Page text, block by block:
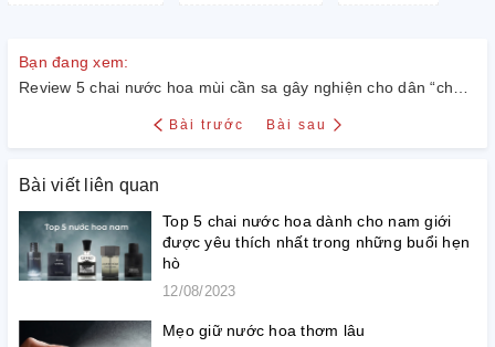
Bạn đang xem:
Review 5 chai nước hoa mùi cần sa gây nghiện cho dân “chuyên cần”
Bài trước Bài sau
Bài viết liên quan
Top 5 chai nước hoa dành cho nam giới
được yêu thích nhất trong những buổi hẹn
hò
12/08/2023
Mẹo giữ nước hoa thơm lâu